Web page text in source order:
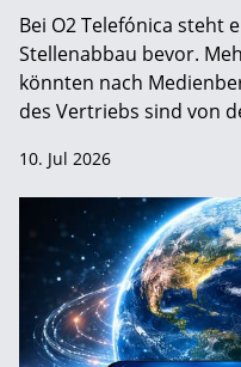
Bei O2 Telefónica steht
Stellenabbau bevor.
könnten nach
des Vertriebs sind von
10. Jul 2026